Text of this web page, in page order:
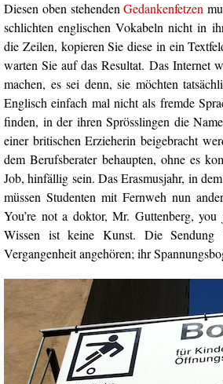
Diesen oben stehendenGedankenfetzen
schlichten englischen Vokabeln nicht in
die Zeilen, kopieren Sie diese in ein
warten Sie auf das Resultat. Das Internet
machen, es sei denn, sie möchten
Englisch einfach mal nicht als fremde
finden, in der ihren Sprösslingen die
einer britischen Erzieherin beigebracht
dem Berufsberater behaupten, ohne es
Job, hinfällig sein. Das Erasmusjahr, in
müssen Studenten mit Fernweh nun
You’re not a doktor, Mr. Guttenberg, you
Wissen ist keine Kunst. Die
Vergangenheit angehören; ihr